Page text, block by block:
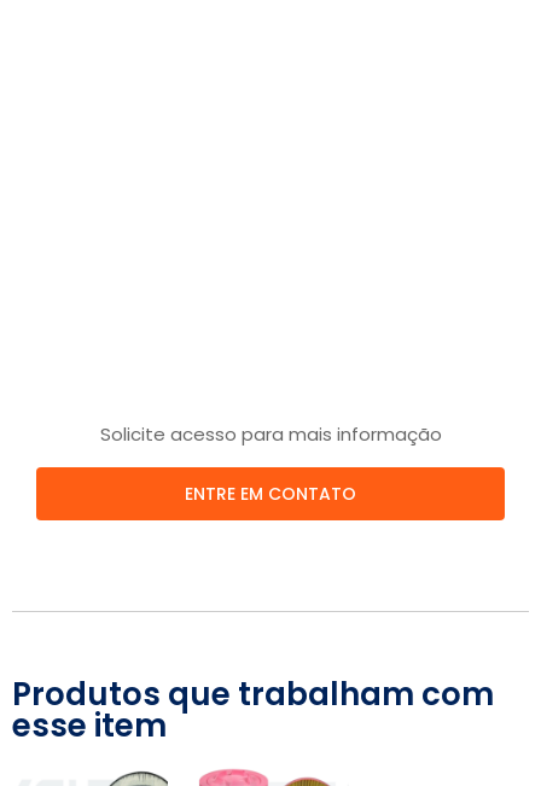
Solicite acesso para mais informação
ENTRE EM CONTATO
Produtos que trabalham com
esse item